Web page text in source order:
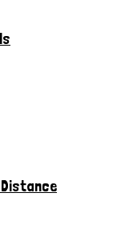
Distance